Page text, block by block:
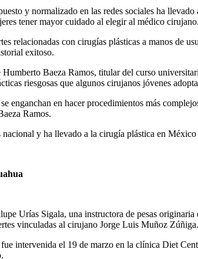
y normalizado en las redes sociales ha
tener mayor cuidado al elegir al médico cirujano.
relacionadas con cirugías plásticas a manos de
exitoso.
Humberto Baeza Ramos, titular del curso
riesgosas que algunos cirujanos jóvenes
enganchan en hacer procedimientos más
Ramos.
y ha llevado a la cirugía plástica en
Urías Sigala, una instructora de pesas
vinculadas al cirujano Jorge Luis Muñoz Zúñiga.
intervenida el 19 de marzo en la clínica Diet